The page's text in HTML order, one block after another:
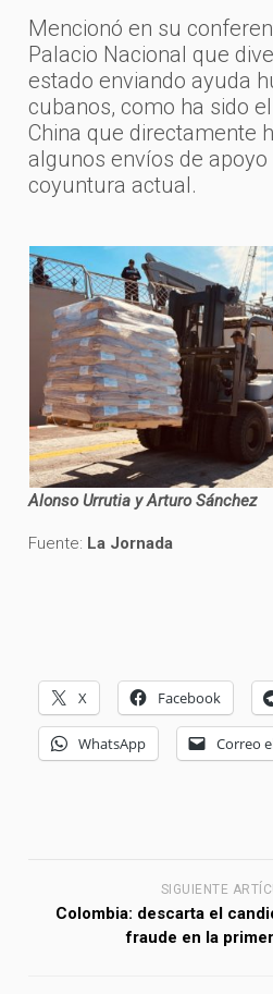
Mencionó en su
Palacio Nacional que
estado enviando ayuda
cubanos, como ha sido
China que directamente
algunos envíos de
coyuntura actual.
Alonso Urrutia y Arturo Sánchez
Fuente: La Jornada
X Facebook
WhatsApp Correo
SIGUIENTE
Colombia: descarta el
fraude en la